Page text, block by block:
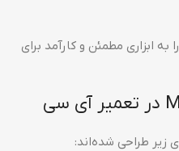
این ویژگی‌ها شابلون‌های AMAOE را به ابزاری مطمئن و کارآمد برای